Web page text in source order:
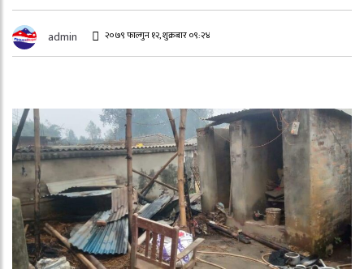
admin २०७९ फाल्गुन १२, शुक्रबार ०९:२४